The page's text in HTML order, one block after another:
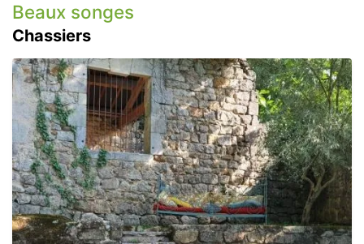
Beaux songes
Chassiers